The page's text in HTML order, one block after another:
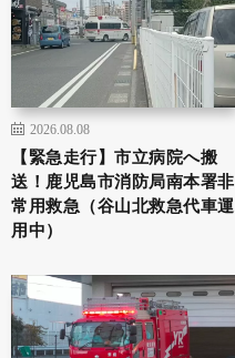
2026.08.08
【緊急走行】市立病院へ搬
送！鹿児島市消防局南本署非
常用救急（谷山北救急代車運
用中）